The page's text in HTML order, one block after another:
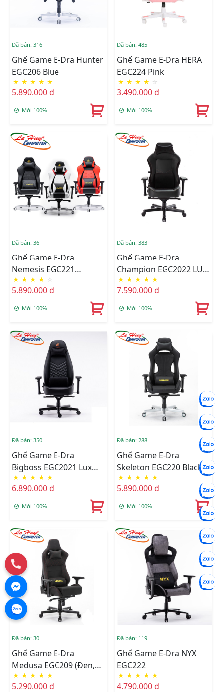
Đã bán: 316
Ghế Game E-Dra Hunter
EGC206 Blue
★ ★ ★ ★ ★
5.890.000 đ
Mới 100%
Đã bán: 485
Ghế Game E-Dra HERA
EGC224 Pink
★ ★ ★ ★ ☆
3.490.000 đ
Mới 100%
Đã bán: 36
Ghế Game E-Dra
Nemesis EGC221
(Black/Black White/Black
Red)
★ ★ ★ ★ ☆
5.890.000 đ
Mới 100%
Đã bán: 383
Ghế Game E-Dra
Champion EGC2022 LUX
Black
★ ★ ★ ★ ★
7.590.000 đ
Mới 100%
Đã bán: 350
Ghế Game E-Dra
Bigboss EGC2021 Lux
(Trắng/Đen)
★ ★ ★ ★ ★
6.890.000 đ
Mới 100%
Đã bán: 288
Ghế Game E-Dra
Skeleton EGC220 Black
★ ★ ★ ★ ★
5.890.000 đ
Mới 100%
Đã bán: 30
Ghế Game E-Dra
Medusa EGC209 (Đen,
Trắng, Xanh)
★ ★ ★ ★ ★
5.290.000 đ
Đã bán: 119
Ghế Game E-Dra NYX
EGC222
★ ★ ★ ★ ★
4.790.000 đ